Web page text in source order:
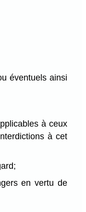
éventuels ainsi
à ceux
à cet
en vertu de